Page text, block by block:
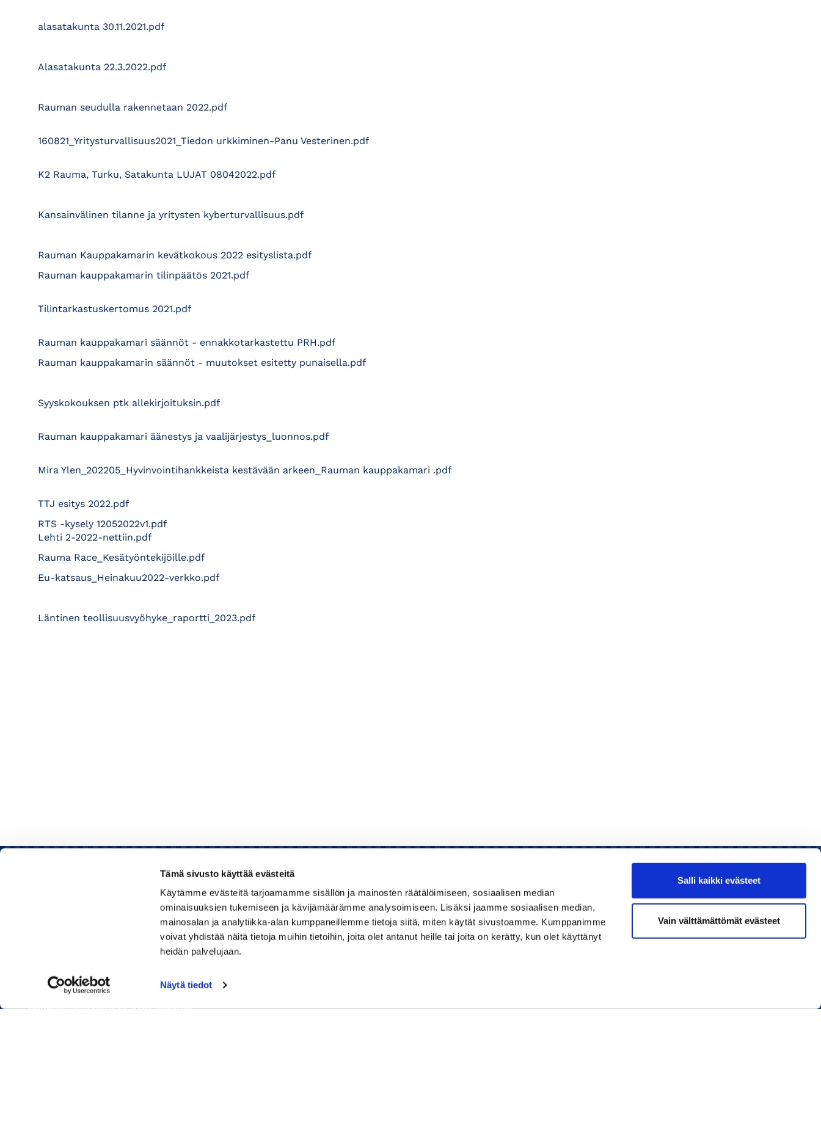
Tämä sivusto käyttää evästeitä
Käytämme evästeitä tarjoamamme sisällön ja mainosten räätälöimiseen, sosiaalisen median
ominaisuuksien tukemiseen ja kävijämäärämme analysoimiseen. Lisäksi jaamme sosiaalisen median,
mainosalan ja analytiikka-alan kumppaneillemme tietoja siitä, miten käytät sivustoamme. Kumppanimme
voivat yhdistää näitä tietoja muihin tietoihin, joita olet antanut heille tai joita on kerätty, kun olet käyttänyt
heidän palvelujaan.
Näytä tiedot
Salli kaikki evästeet
Vain välttämättömät evästeet
alasatakunta 30.11.2021.pdf
Alasatakunta 22.3.2022.pdf
Rauman seudulla rakennetaan 2022.pdf
160821_Yritysturvallisuus2021_Tiedon urkkiminen-Panu Vesterinen.pdf
K2 Rauma, Turku, Satakunta LUJAT 08042022.pdf
Kansainvälinen tilanne ja yritysten kyberturvallisuus.pdf
Rauman Kauppakamarin kevätkokous 2022 esityslista.pdf
Rauman kauppakamarin tilinpäätös 2021.pdf
Tilintarkastuskertomus 2021.pdf
Rauman kauppakamari säännöt - ennakkotarkastettu PRH.pdf
Rauman kauppakamarin säännöt - muutokset esitetty punaisella.pdf
Syyskokouksen ptk allekirjoituksin.pdf
Rauman kauppakamari äänestys ja vaalijärjestys_luonnos.pdf
Mira Ylen_202205_Hyvinvointihankkeista kestävään arkeen_Rauman kauppakamari .pdf
TTJ esitys 2022.pdf
RTS -kysely 12052022v1.pdf
Lehti 2-2022-nettiin.pdf
Rauma Race_Kesätyöntekijöille.pdf
Eu-katsaus_Heinakuu2022-verkko.pdf
Läntinen teollisuusvyöhyke_raportti_2023.pdf
Rauman kauppakamari
Huom! Vientikaupan asiakirjoihin liittyvät kyselyt
040 1828 268(Heini Yli-Antola)
Sähköpostiosoitteet ovat muotoa
Kauppakamari
Koulutukset ja tapahtumat
Liity jäseneksi